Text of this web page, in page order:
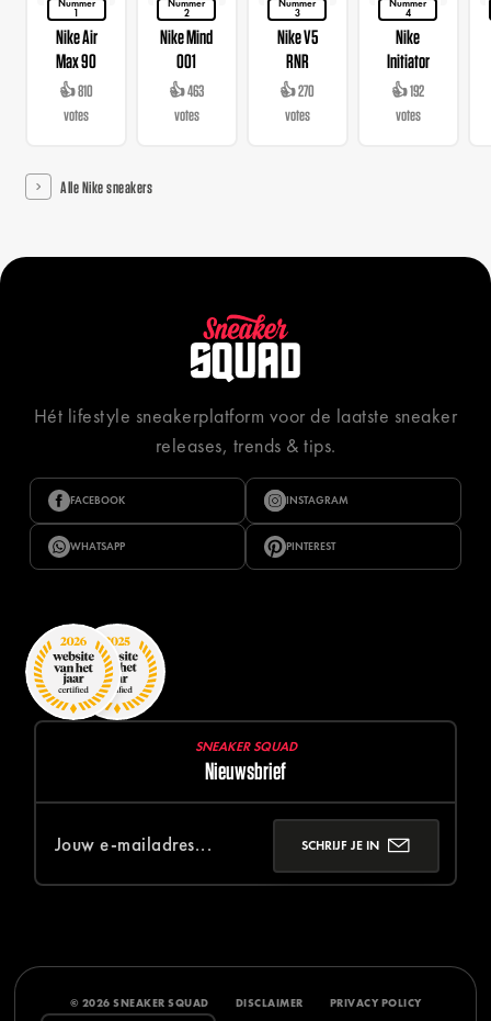
Nummer
1
Nike Air
Max 90
👍 810
votes
Nummer
2
Nike Mind
001
👍 463
votes
Nummer
3
Nike V5
RNR
👍 270
votes
Nummer
4
Nike
Initiator
👍 192
votes
Alle Nike sneakers
Hét lifestyle sneakerplatform voor de laatste sneaker
releases, trends & tips.
FACEBOOK INSTAGRAM
WHATSAPP PINTEREST
SNEAKER SQUAD
Nieuwsbrief
SCHRIJF JE IN
© 2026 SNEAKER SQUAD DISCLAIMER PRIVACY POLICY